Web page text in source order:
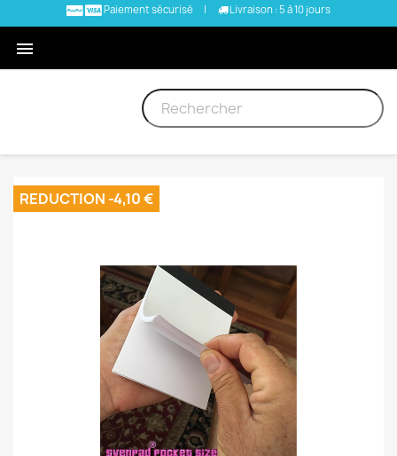
Paiement sécurisé | Livraison : 5 à 10 jours

REDUCTION -4,10 €